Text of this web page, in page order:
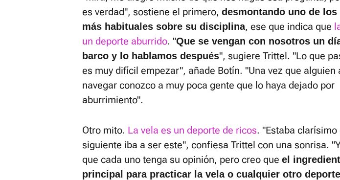
es verdad", sostiene el primero, desmontando uno de
más habituales sobre su disciplina, ese que indica que
un deporte aburrido. "Que se vengan con nosotros un
barco y lo hablamos después", sugiere Trittel. "Lo que
es muy difícil empezar", añade Botín. "Una vez que alguien
navegar conozco a muy poca gente que lo haya dejado por
aburrimiento".
Otro mito. La vela es un deporte de ricos. "Estaba clarísimo
siguiente iba a ser este", confiesa Trittel con una sonrisa.
que cada uno tenga su opinión, pero creo que el
principal para practicar la vela o cualquier otro